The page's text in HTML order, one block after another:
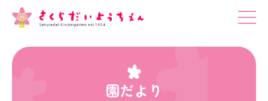
園だより